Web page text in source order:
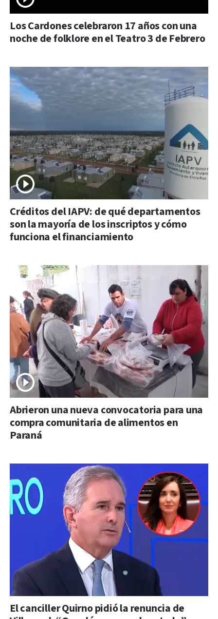
Los Cardones celebraron 17 años con una
noche de folklore en el Teatro 3 de Febrero
Créditos del IAPV: de qué departamentos
son la mayoría de los inscriptos y cómo
funciona el financiamiento
Abrieron una nueva convocatoria para una
compra comunitaria de alimentos en
Paraná
El canciller Quirno pidió la renuncia de